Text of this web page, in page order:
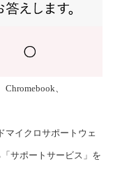
、
マイクロサポートウェ
サポートサービス」を